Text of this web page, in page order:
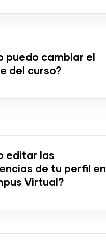
puedo cambiar el
del curso?
editar las
de tu perfil en
Virtual?